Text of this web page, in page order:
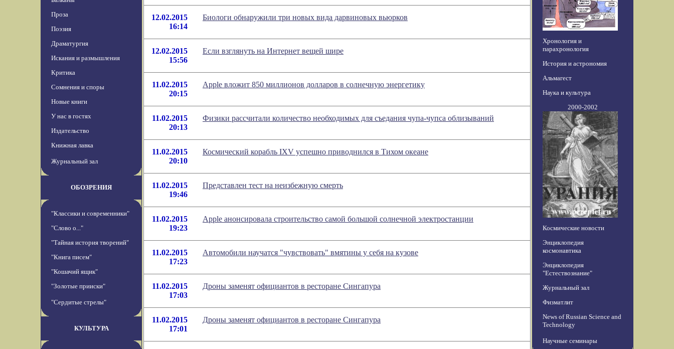
Проза
Поэзия
Драматургия
Искания и размышления
Критика
Сомнения и споры
Новые книги
У нас в гостях
Издательство
Книжная лавка
Журнальный зал
ОБОЗРЕНИЯ
"Классики и современники"
"Слово о..."
"Тайная история творений"
"Книга писем"
"Кошачий ящик"
"Золотые прииски"
"Сердитые стрелы"
КУЛЬТУРА
12.02.2015
16:14
Биологи обнаружили три новых вида дарвиновых вьюрков
12.02.2015
15:56
Если взглянуть на Интернет вещей шире
11.02.2015
20:15
Apple вложит 850 миллионов долларов в солнечную энергетику
11.02.2015
20:13
Физики рассчитали количество необходимых для съедания чупа-чупса облизываний
11.02.2015
20:10
Космический корабль IXV успешно приводнился в Тихом океане
11.02.2015
19:46
Представлен тест на неизбежную смерть
11.02.2015
19:23
Apple анонсировала строительство самой большой солнечной электростанции
11.02.2015
17:23
Автомобили научатся "чувствовать" вмятины у себя на кузове
11.02.2015
17:03
Дроны заменят официантов в ресторане Сингапура
11.02.2015
17:01
Дроны заменят официантов в ресторане Сингапура
Хронология и
парахронология
История и астрономия
Альмагест
Наука и культура
2000-2002
Космические новости
Энциклопедия
космонавтика
Энциклопедия
"Естествознание"
Журнальный зал
Физматлит
News of Russian Science and
Technology
Научные семинары